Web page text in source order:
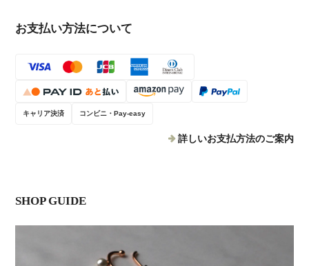
お支払い方法について
キャリア決済 コンビニ・Pay-easy
詳しいお支払方法のご案内
SHOP GUIDE